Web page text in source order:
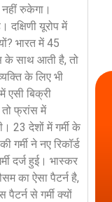
रुकेगा।
यूरोप में
भारत में 45
के साथ आती है, तो
के लिए भी
बिक्री
फ्रांस में
23 देशों में गर्मी के
ने नए रिकॉर्ड
दर्ज हुई। भास्कर
का ऐसा पैटर्न है,
से गर्मी क्यों